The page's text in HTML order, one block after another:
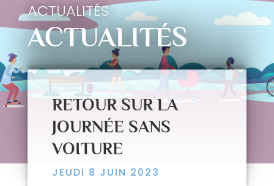
ACTUALITÉS
ACTUALITÉS
RETOUR SUR LA
JOURNÉE SANS
VOITURE
JEUDI 8 JUIN 2023